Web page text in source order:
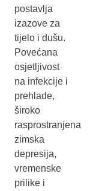
postavlja
izazove za
tijelo i dušu.
Povećana
osjetljivost
na infekcije i
prehlade,
široko
rasprostranjena
zimska
depresija,
vremenske
prilike i